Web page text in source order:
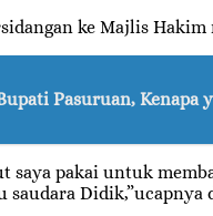
ke Majlis
Pasuruan, Kenapa
saya pakai untuk
Didik,”ucapnya